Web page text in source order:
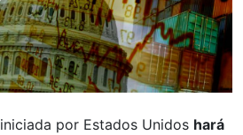
iniciada por Estados Unidos hará